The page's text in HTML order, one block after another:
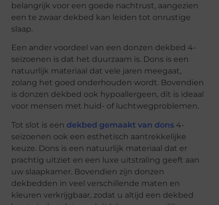
belangrijk voor een goede nachtrust, aangezien
een te zwaar dekbed kan leiden tot onrustige
slaap.
Een ander voordeel van een donzen dekbed 4-
seizoenen is dat het duurzaam is. Dons is een
natuurlijk materiaal dat vele jaren meegaat,
zolang het goed onderhouden wordt. Bovendien
is donzen dekbed ook hypoallergeen, dit is ideaal
voor mensen met huid- of luchtwegproblemen.
Tot slot is een dekbed gemaakt van dons 4-
seizoenen ook een esthetisch aantrekkelijke
keuze. Dons is een natuurlijk materiaal dat er
prachtig uitziet en een luxe uitstraling geeft aan
uw slaapkamer. Bovendien zijn donzen
dekbedden in veel verschillende maten en
kleuren verkrijgbaar, zodat u altijd een dekbed